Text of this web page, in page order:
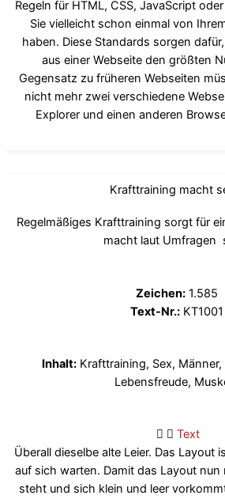
Regeln für HTML, CSS, JavaScript
Sie vielleicht schon einmal von
haben. Diese Standards sorgen
aus einer Webseite den größten
Gegensatz zu früheren Webseiten
nicht mehr zwei verschiedene
Explorer und einen anderen
Krafttraining macht
Regelmäßiges Krafttraining sorgt für
macht laut Umfragen
Zeichen: 1.585
Text-Nr.: KT1001
Inhalt: Krafttraining, Sex, Männer,
Lebensfreude,
Text
Überall dieselbe alte Leier. Das Layout
auf sich warten. Damit das Layout nun
steht und sich klein und leer